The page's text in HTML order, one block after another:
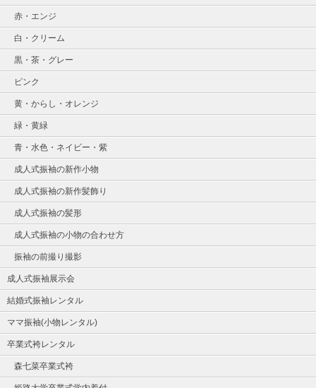
赤・エンジ
白・クリーム
黒・茶・グレー
ピンク
黄・からし・オレンジ
緑・黄緑
青・水色・ネイビー・紫
成人式振袖の新作小物
成人式振袖の新作髪飾り
成人式振袖の髪形
成人式振袖の小物の合わせ方
振袖の前撮り撮影
成人式振袖展示会
結婚式振袖レンタル
ママ振袖(小物レンタル)
卒業式袴レンタル
森七菜卒業式袴